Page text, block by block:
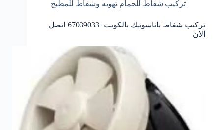
تركيب شفاط للحمام تهويه وشفاط للمطبخ
تركيب شفاط باناسونيك بالكويت -67039033-اتصل
الان